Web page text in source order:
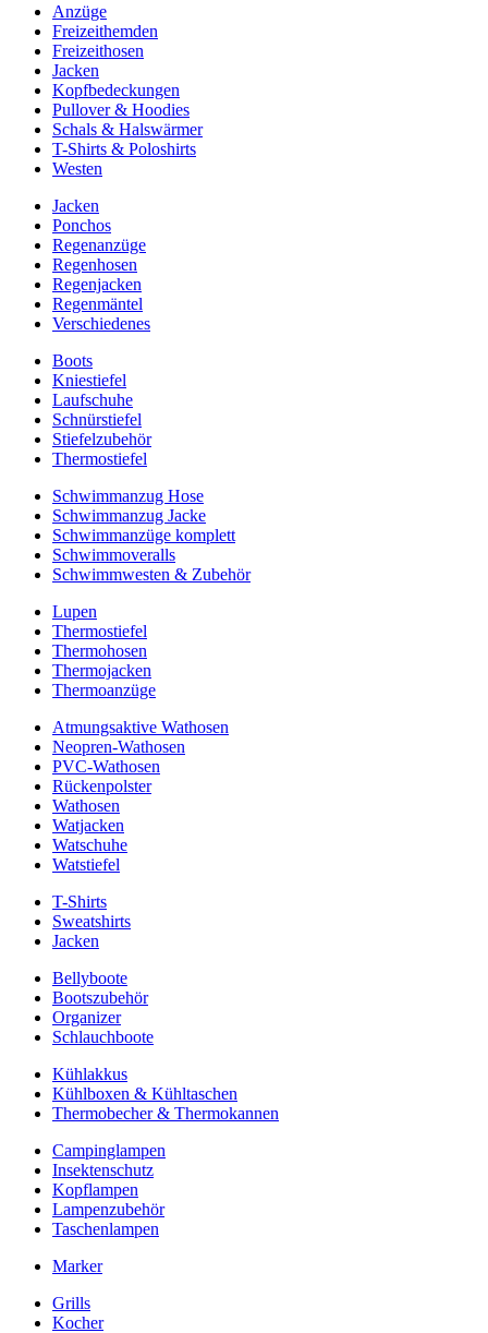
Anzüge
Freizeithemden
Freizeithosen
Jacken
Kopfbedeckungen
Pullover & Hoodies
Schals & Halswärmer
T-Shirts & Poloshirts
Westen
Jacken
Ponchos
Regenanzüge
Regenhosen
Regenjacken
Regenmäntel
Verschiedenes
Boots
Kniestiefel
Laufschuhe
Schnürstiefel
Stiefelzubehör
Thermostiefel
Schwimmanzug Hose
Schwimmanzug Jacke
Schwimmanzüge komplett
Schwimmoveralls
Schwimmwesten & Zubehör
Lupen
Thermostiefel
Thermohosen
Thermojacken
Thermoanzüge
Atmungsaktive Wathosen
Neopren-Wathosen
PVC-Wathosen
Rückenpolster
Wathosen
Watjacken
Watschuhe
Watstiefel
T-Shirts
Sweatshirts
Jacken
Bellyboote
Bootszubehör
Organizer
Schlauchboote
Kühlakkus
Kühlboxen & Kühltaschen
Thermobecher & Thermokannen
Campinglampen
Insektenschutz
Kopflampen
Lampenzubehör
Taschenlampen
Marker
Grills
Kocher